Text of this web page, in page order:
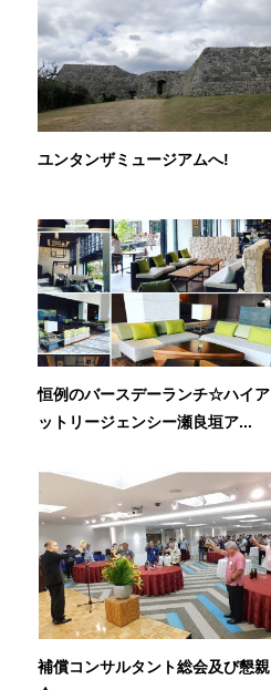
ユンタンザミュージアムへ!
恒例のバースデーランチ☆ハイア
ットリージェンシー瀬良垣ア...
補償コンサルタント総会及び懇親